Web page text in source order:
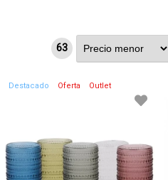
63
Destacado Oferta Outlet